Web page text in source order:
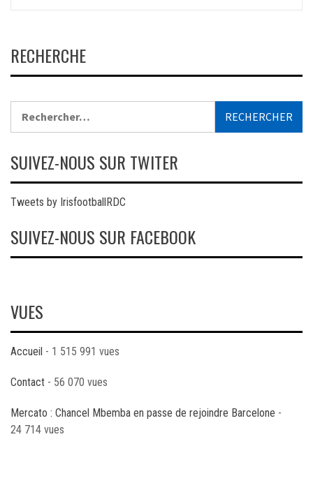
RECHERCHE
SUIVEZ-NOUS SUR TWITER
Tweets by IrisfootballRDC
SUIVEZ-NOUS SUR FACEBOOK
VUES
Accueil - 1 515 991 vues
Contact - 56 070 vues
Mercato : Chancel Mbemba en passe de rejoindre Barcelone -
24 714 vues